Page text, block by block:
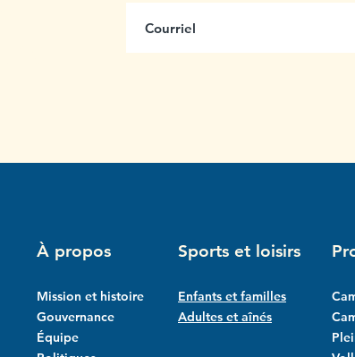
À propos
Mission et histoire
Gouvernance
Équipe
Sports et loisirs
Enfants et familles
Adultes et aînés